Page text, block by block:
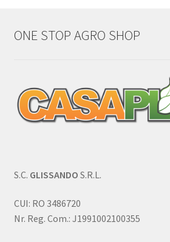
ONE STOP AGRO SHOP
S.C. GLISSANDO S.R.L.
CUI: RO 3486720
Nr. Reg. Com.: J1991002100355